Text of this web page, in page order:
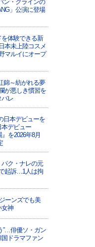
ン・クラインの
」公演に登場
を体験できる新
本未上陸コスメ
マルイにオープ
～紡がれる夢
が悪しき慣習を
バレ
日本デビューを
デビュー
を2026年8月
パク・ナレの元
起訴…1人は拘
ーンズでも美
神
”…俳優ソ・ガン
ドラマファン